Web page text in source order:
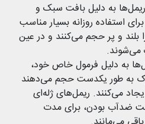
به دلیل بافت سبک و
استفاده روزانه بسیار مناسب
بلند و پر حجم می‌کنند و در عین
به دلیل فرمول خاص خود،
نوک به طور یکدست حجم می‌دهند
می‌کنند. ریمل‌های ژله‌ای
ضدآب بودن، برای مدت